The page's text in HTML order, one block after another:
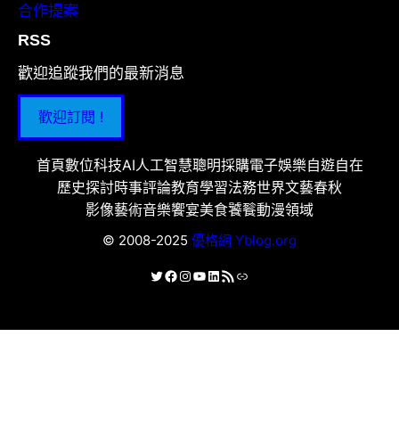
合作提案
RSS
歡迎追蹤我們的最新消息
歡迎訂閱 !
首頁數位科技AI人工智慧聰明採購電子娛樂自遊自在
歷史探討時事評論教育學習法務世界文藝春秋
影像藝術音樂饗宴美食饕餮動漫領域
© 2008-2025 優格網 Yblog.org
X Facebook
Instagram
YouTube
LinkedIn
RSS 資訊提供連結